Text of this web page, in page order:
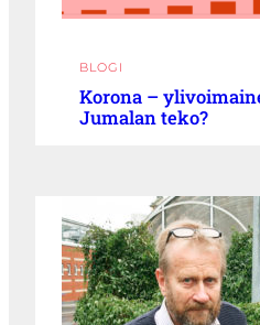
BLOGI
Korona –
Jumalan teko?